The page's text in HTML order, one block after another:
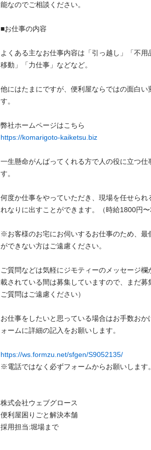
能なのでご相談ください。
■お仕事の内容
よくある主なお仕事内容は「引っ越し」「不
移動」「力仕事」などなど。
他にはたまにですが、便利屋ならではの面白い
す。
https://komarigoto-kaiketsu.biz
一生懸命がんばってくれる方で人の役に立つ
す。
何度か仕事をやっていただき、現場を任せられ
れなりに出すことができます。（時給1800円〜
※お客様のお宅にお伺いするお仕事のため、最
ができない方はご遠慮ください。
ご質問などは気軽にジモティーのメッセージ
載されている間は募集していますので、まだ
ご質問はご遠慮ください）
お仕事をしたいと思っている場合はお手数おか
ォームに詳細の記入をお願いします。
https://ws.formzu.net/sfgen/S9052135/
※電話ではなく必ずフォームからお願いします。
株式会社ウェブグロース
便利屋困りごと解決本舗
採用担当:堀場まで